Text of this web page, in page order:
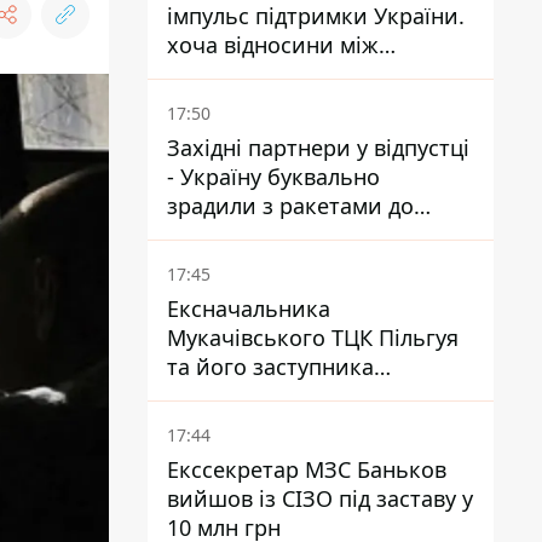
імпульс підтримки України.
хоча відносини між
Зеленським і Трампом
донедавна покращувалися -
The Atlantic
17:50
Західні партнери у відпустці
- Україну буквально
зрадили з ракетами до
Patriot - експерт Мусієнко
17:45
Ексначальника
Мукачівського ТЦК Пільгуя
та його заступника
відправили в СІЗО без
права застави – журналіст
17:44
Екссекретар МЗС Баньков
вийшов із СІЗО під заставу у
10 млн грн